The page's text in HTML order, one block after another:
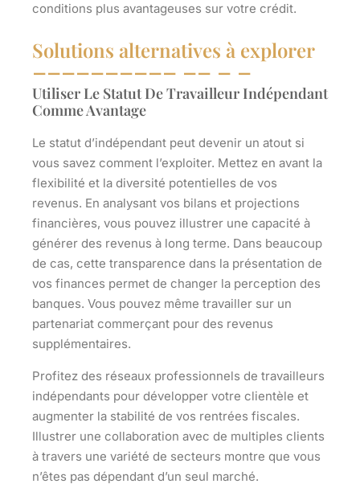
conditions plus avantageuses sur votre crédit.
Solutions alternatives à explorer
Utiliser Le Statut De Travailleur Indépendant
Comme Avantage
Le statut d’indépendant peut devenir un atout si
vous savez comment l’exploiter. Mettez en avant la
flexibilité et la diversité potentielles de vos
revenus. En analysant vos bilans et projections
financières, vous pouvez illustrer une capacité à
générer des revenus à long terme. Dans beaucoup
de cas, cette transparence dans la présentation de
vos finances permet de changer la perception des
banques. Vous pouvez même travailler sur un
partenariat commerçant pour des revenus
supplémentaires.
Profitez des réseaux professionnels de travailleurs
indépendants pour développer votre clientèle et
augmenter la stabilité de vos rentrées fiscales.
Illustrer une collaboration avec de multiples clients
à travers une variété de secteurs montre que vous
n’êtes pas dépendant d’un seul marché.